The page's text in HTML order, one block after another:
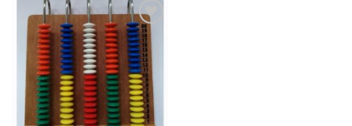
Προσθήκη
στη
Wishlist